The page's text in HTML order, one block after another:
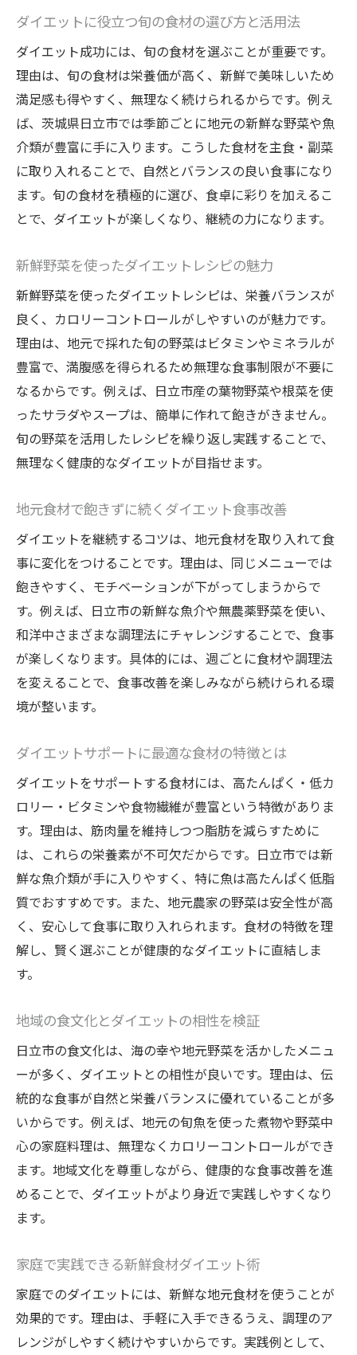
ダイエットに役立つ旬の食材の選び方と活用法
ダイエット成功には、旬の食材を選ぶことが重要です。
理由は、旬の食材は栄養価が高く、新鮮で美味しいため
満足感も得やすく、無理なく続けられるからです。例え
ば、茨城県日立市では季節ごとに地元の新鮮な野菜や魚
介類が豊富に手に入ります。こうした食材を主食・副菜
に取り入れることで、自然とバランスの良い食事になり
ます。旬の食材を積極的に選び、食卓に彩りを加えるこ
とで、ダイエットが楽しくなり、継続の力になります。
新鮮野菜を使ったダイエットレシピの魅力
新鮮野菜を使ったダイエットレシピは、栄養バランスが
良く、カロリーコントロールがしやすいのが魅力です。
理由は、地元で採れた旬の野菜はビタミンやミネラルが
豊富で、満腹感を得られるため無理な食事制限が不要に
なるからです。例えば、日立市産の葉物野菜や根菜を使
ったサラダやスープは、簡単に作れて飽きがきません。
旬の野菜を活用したレシピを繰り返し実践することで、
無理なく健康的なダイエットが目指せます。
地元食材で飽きずに続くダイエット食事改善
ダイエットを継続するコツは、地元食材を取り入れて食
事に変化をつけることです。理由は、同じメニューでは
飽きやすく、モチベーションが下がってしまうからで
す。例えば、日立市の新鮮な魚介や無農薬野菜を使い、
和洋中さまざまな調理法にチャレンジすることで、食事
が楽しくなります。具体的には、週ごとに食材や調理法
を変えることで、食事改善を楽しみながら続けられる環
境が整います。
ダイエットサポートに最適な食材の特徴とは
ダイエットをサポートする食材には、高たんぱく・低カ
ロリー・ビタミンや食物繊維が豊富という特徴がありま
す。理由は、筋肉量を維持しつつ脂肪を減らすために
は、これらの栄養素が不可欠だからです。日立市では新
鮮な魚介類が手に入りやすく、特に魚は高たんぱく低脂
質でおすすめです。また、地元農家の野菜は安全性が高
く、安心して食事に取り入れられます。食材の特徴を理
解し、賢く選ぶことが健康的なダイエットに直結しま
す。
地域の食文化とダイエットの相性を検証
日立市の食文化は、海の幸や地元野菜を活かしたメニュ
ーが多く、ダイエットとの相性が良いです。理由は、伝
統的な食事が自然と栄養バランスに優れていることが多
いからです。例えば、地元の旬魚を使った煮物や野菜中
心の家庭料理は、無理なくカロリーコントロールができ
ます。地域文化を尊重しながら、健康的な食事改善を進
めることで、ダイエットがより身近で実践しやすくなり
ます。
家庭で実践できる新鮮食材ダイエット術
家庭でのダイエットには、新鮮な地元食材を使うことが
効果的です。理由は、手軽に入手できるうえ、調理のア
レンジがしやすく続けやすいからです。実践例として、